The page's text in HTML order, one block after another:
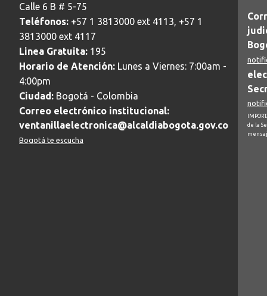
Calle 6 B # 5-75
Teléfonos: +57 1 3813000 ext 4113, +57 1
3813000 ext 4117
Linea Gratuita: 195
Horario de Atención: Lunes a Viernes: 7:00am -
4:00pm
Ciudad: Bogotá - Colombia
Correo electrónico institucional:
ventanillaelectronica@alcaldiabogota.gov.co
Bogotá te escucha
de la